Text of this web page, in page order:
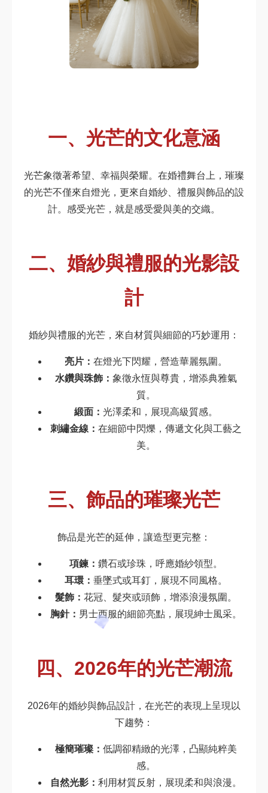
一、光芒的文化意涵
光芒象徵著希望、幸福與榮耀。在婚禮舞台上，璀璨
的光芒不僅來自燈光，更來自婚紗、禮服與飾品的設
計。感受光芒，就是感受愛與美的交織。
二、婚紗與禮服的光影設
計
婚紗與禮服的光芒，來自材質與細節的巧妙運用：
亮片： 在燈光下閃耀，營造華麗氛圍。
水鑽與珠飾： 象徵永恆與尊貴，增添典雅氣
質。
緞面： 光澤柔和，展現高級質感。
刺繡金線： 在細節中閃爍，傳遞文化與工藝之
美。
三、飾品的璀璨光芒
飾品是光芒的延伸，讓造型更完整：
項鍊： 鑽石或珍珠，呼應婚紗領型。
耳環： 垂墜式或耳釘，展現不同風格。
髮飾： 花冠、髮夾或頭飾，增添浪漫氛圍。
胸針： 男士西服的細節亮點，展現紳士風采。
四、2026年的光芒潮流
2026年的婚紗與飾品設計，在光芒的表現上呈現以
下趨勢：
極簡璀璨： 低調卻精緻的光澤，凸顯純粹美
感。
自然光影： 利用材質反射，展現柔和與浪漫。